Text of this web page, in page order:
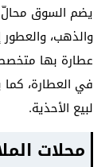
يضم السوق محالّ
والذهب، والعطور
عطارة بها
في العطارة، كما
لبيع الأحذية.
محلات